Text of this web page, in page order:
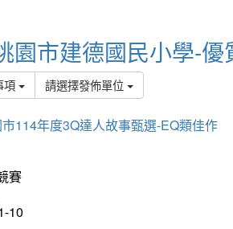
園市建德國民小學-優
項 請選擇發佈單位
114年度3Q達人故事甄選-EQ類佳作
賽
10